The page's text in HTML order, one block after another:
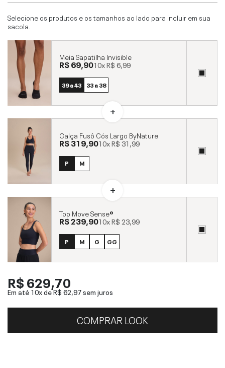
Selecione os produtos e os tamanhos ao lado para incluir em sua
sacola.
Meia Sapatilha Invisible
R$ 69,9010xR$ 6,99
39 a 43 33 a 38
Calça Fusô Cós Largo ByNature
R$ 319,9010xR$ 31,99
P M
Top Move Sense®
R$ 239,9010xR$ 23,99
P M G GG
R$ 629,70
Em até 10x deR$ 62,97sem juros
COMPRAR LOOK